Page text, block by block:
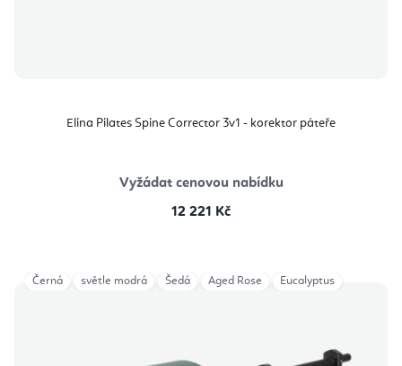
Elina Pilates Spine Corrector 3v1 - korektor páteře
Vyžádat cenovou nabídku
12 221 Kč
Černá světle modrá Šedá Aged Rose Eucalyptus